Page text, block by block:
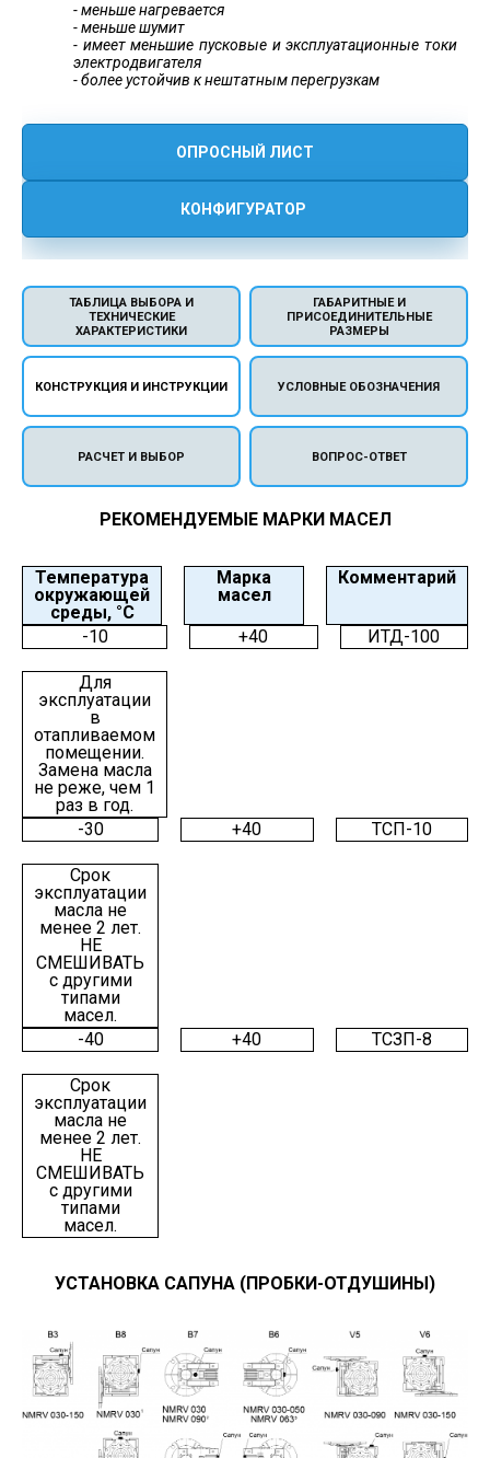
- меньше нагревается
- меньше шумит
- имеет меньшие пусковые и эксплуатационные токи
электродвигателя
- более устойчив к нештатным перегрузкам
ОПРОСНЫЙ ЛИСТ
КОНФИГУРАТОР
ТАБЛИЦА ВЫБОРА И
ТЕХНИЧЕСКИЕ
ХАРАКТЕРИСТИКИ
ГАБАРИТНЫЕ И
ПРИСОЕДИНИТЕЛЬНЫЕ
РАЗМЕРЫ
КОНСТРУКЦИЯ И ИНСТРУКЦИИ УСЛОВНЫЕ ОБОЗНАЧЕНИЯ
РАСЧЕТ И ВЫБОР ВОПРОС-ОТВЕТ
РЕКОМЕНДУЕМЫЕ МАРКИ МАСЕЛ
Температура
окружающей
среды, °С
Марка
масел
Комментарий
-10 +40 ИТД-100
Для
эксплуатации
в
отапливаемом
помещении.
Замена масла
не реже, чем 1
раз в год.
-30
+40 ТСП-10
Срок
эксплуатации
масла не
менее 2 лет.
НЕ
СМЕШИВАТЬ
с другими
типами
масел.
-40
+40 ТСЗП-8
Срок
эксплуатации
масла не
менее 2 лет.
НЕ
СМЕШИВАТЬ
с другими
типами
масел.
УСТАНОВКА САПУНА (ПРОБКИ-ОТДУШИНЫ)